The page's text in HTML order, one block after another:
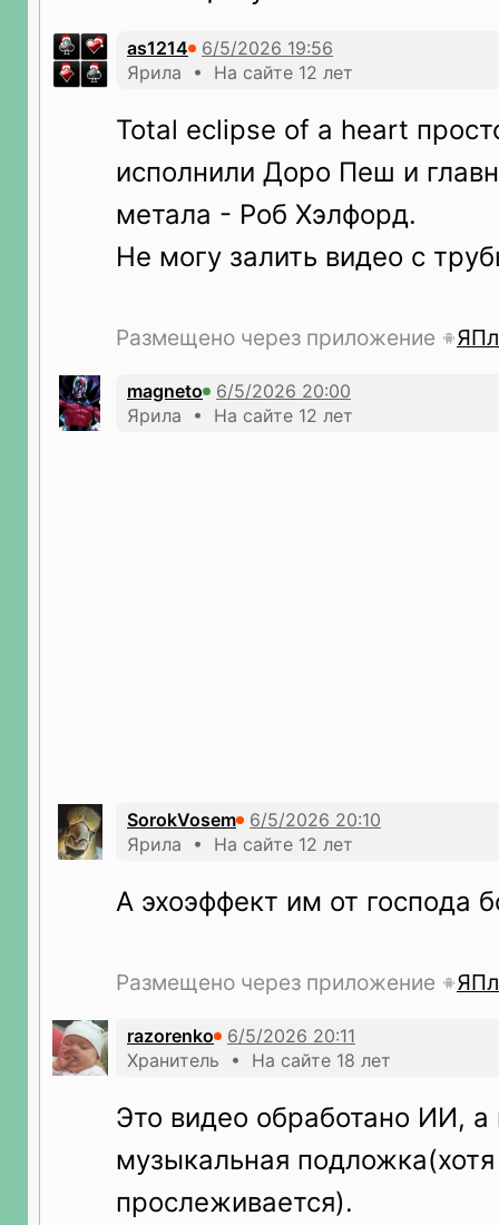
as1214
Ярила • На сайте 12 лет
Total eclipse of a heart
исполнили Доро Пеш и
метала - Роб Хэлфорд.
Не могу залить видео с
Размещено через приложение
magneto
Ярила • На сайте 12 лет
SorokVosem
Ярила • На сайте 12 лет
А эхоэффект им от господа
Размещено через приложение
razorenko
Хранитель • На сайте 18 лет
Это видео обработано ИИ,
музыкальная
прослеживается).